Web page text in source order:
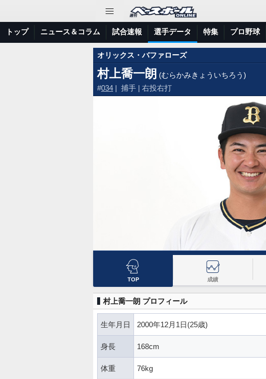
トップ ニュース＆コラム 試合速報 選手データ 特集 プロ野球
オリックス・バファローズ
村上喬一朗 (むらかみきょういちろう)
#034 | 捕手 | 右投右打
TOP 成績
村上喬一朗 プロフィール
生年月日 2000年12月1日(25歳)
身長 168cm
体重 76kg